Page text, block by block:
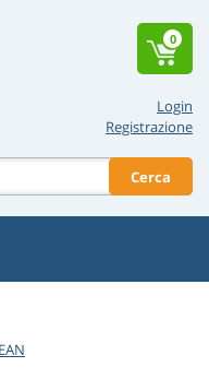
Login
Registrazione
Cerca
0